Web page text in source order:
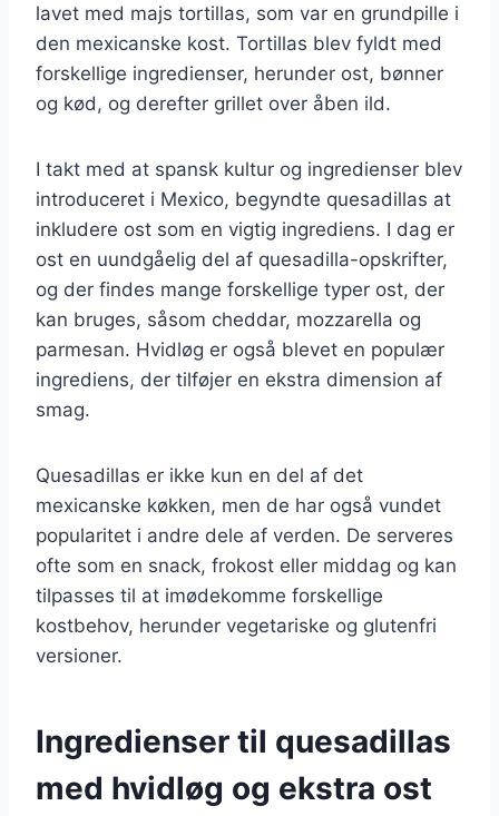
lavet med majs tortillas, som var en grundpille i
den mexicanske kost. Tortillas blev fyldt med
forskellige ingredienser, herunder ost, bønner
og kød, og derefter grillet over åben ild.
I takt med at spansk kultur og ingredienser blev
introduceret i Mexico, begyndte quesadillas at
inkludere ost som en vigtig ingrediens. I dag er
ost en uundgåelig del af quesadilla-opskrifter,
og der findes mange forskellige typer ost, der
kan bruges, såsom cheddar, mozzarella og
parmesan. Hvidløg er også blevet en populær
ingrediens, der tilføjer en ekstra dimension af
smag.
Quesadillas er ikke kun en del af det
mexicanske køkken, men de har også vundet
popularitet i andre dele af verden. De serveres
ofte som en snack, frokost eller middag og kan
tilpasses til at imødekomme forskellige
kostbehov, herunder vegetariske og glutenfri
versioner.
Ingredienser til quesadillas
med hvidløg og ekstra ost